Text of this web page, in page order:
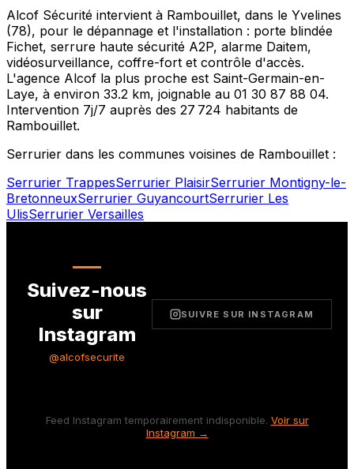
Alcof Sécurité intervient à Rambouillet, dans le Yvelines
(78), pour le dépannage et l'installation : porte blindée
Fichet, serrure haute sécurité A2P, alarme Daitem,
vidéosurveillance, coffre-fort et contrôle d'accès.
L'agence Alcof la plus proche est Saint-Germain-en-
Laye, à environ 33.2 km, joignable au 01 30 87 88 04.
Intervention 7j/7 auprès des 27 724 habitants de
Rambouillet.
Serrurier dans les communes voisines de Rambouillet :
Serrurier TrappesSerrurier PlaisirSerrurier Montigny-le-
BretonneuxSerrurier GuyancourtSerrurier Les
UlisSerrurier Versailles
Suivez-nous
sur
Instagram
@alcofsecurite
SUIVRE SUR INSTAGRAM
Feed Instagram temporairement indisponible. Voir sur
Instagram →